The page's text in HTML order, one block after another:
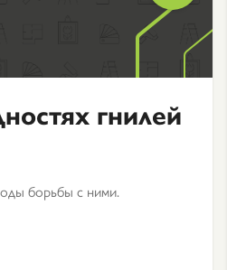
гнилей
борьбы с ними.